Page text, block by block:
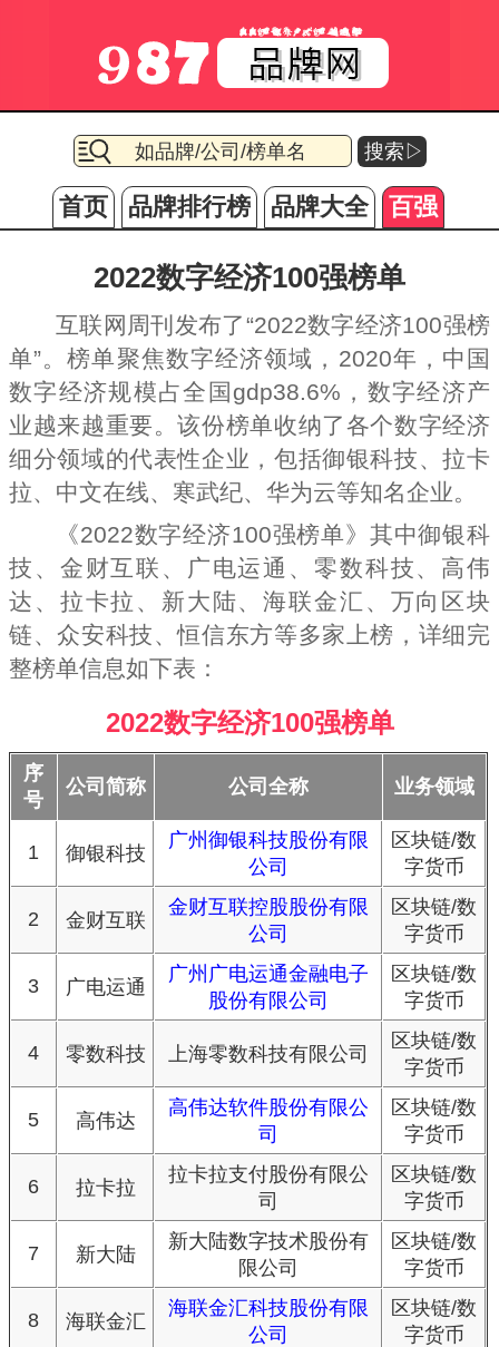
搜索▷
首页 品牌排行榜 品牌大全 百强
2022数字经济100强榜单
互联网周刊发布了“2022数字经济100强榜
单”。榜单聚焦数字经济领域，2020年，中国
数字经济规模占全国gdp38.6%，数字经济产
业越来越重要。该份榜单收纳了各个数字经济
细分领域的代表性企业，包括御银科技、拉卡
拉、中文在线、寒武纪、华为云等知名企业。
《2022数字经济100强榜单》其中御银科
技、金财互联、广电运通、零数科技、高伟
达、拉卡拉、新大陆、海联金汇、万向区块
链、众安科技、恒信东方等多家上榜，详细完
整榜单信息如下表：
2022数字经济100强榜单
序
号
公司简称 公司全称 业务领域
1 御银科技
广州御银科技股份有限
公司
区块链/数
字货币
2 金财互联
金财互联控股股份有限
公司
区块链/数
字货币
3 广电运通
广州广电运通金融电子
股份有限公司
区块链/数
字货币
4 零数科技 上海零数科技有限公司
区块链/数
字货币
5 高伟达
高伟达软件股份有限公
司
区块链/数
字货币
6 拉卡拉
拉卡拉支付股份有限公
司
区块链/数
字货币
7 新大陆
新大陆数字技术股份有
限公司
区块链/数
字货币
8 海联金汇
海联金汇科技股份有限
公司
区块链/数
字货币